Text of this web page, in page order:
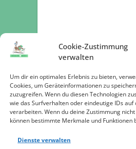
Cookie-Zustimmung
verwalten
Um dir ein optimales Erlebnis zu bieten,
Cookies, um Geräteinformationen zu
zuzugreifen. Wenn du diesen Technologien
wie das Surfverhalten oder eindeutige IDs auf
verarbeiten. Wenn du deine Zustimmung
können bestimmte Merkmale und Funktionen
Dienste verwalten
Jetzt spenden